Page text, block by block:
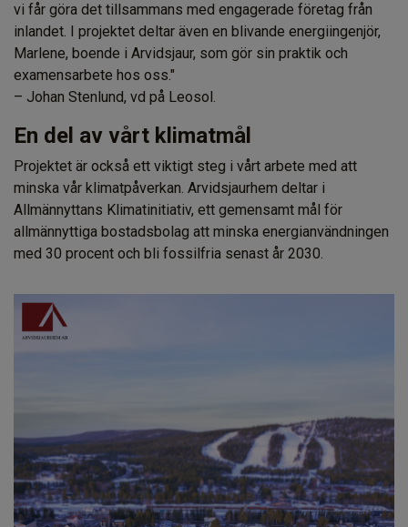
vi får göra det tillsammans med engagerade företag från
inlandet. I projektet deltar även en blivande energiingenjör,
Marlene, boende i Arvidsjaur, som gör sin praktik och
examensarbete hos oss."
– Johan Stenlund, vd på Leosol.
En del av vårt klimatmål
Projektet är också ett viktigt steg i vårt arbete med att
minska vår klimatpåverkan. Arvidsjaurhem deltar i
Allmännyttans Klimatinitiativ, ett gemensamt mål för
allmännyttiga bostadsbolag att minska energianvändningen
med 30 procent och bli fossilfria senast år 2030.